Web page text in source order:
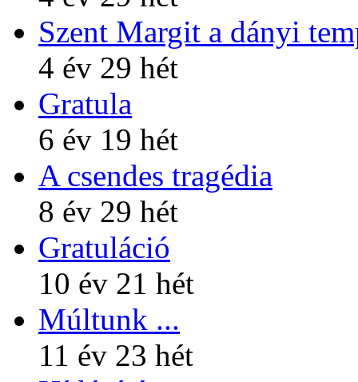
Szent Margit a dányi
4 év 29 hét
Gratula
6 év 19 hét
A csendes tragédia
8 év 29 hét
Gratuláció
10 év 21 hét
Múltunk ...
11 év 23 hét